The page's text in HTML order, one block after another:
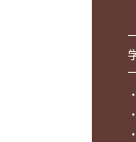
・
・
・